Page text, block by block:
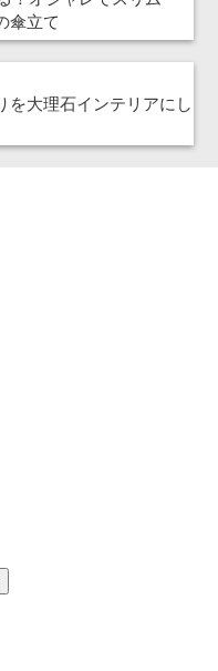
傘立て
を大理石インテリアにし